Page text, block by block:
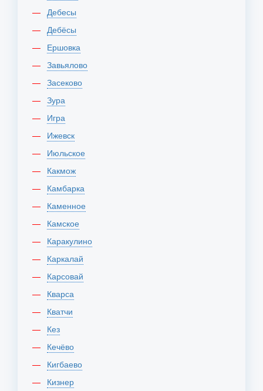
Дебесы
Дебёсы
Ершовка
Завьялово
Засеково
Зура
Игра
Ижевск
Июльское
Какмож
Камбарка
Каменное
Камское
Каракулино
Каркалай
Карсовай
Кварса
Кватчи
Кез
Кечёво
Кигбаево
Кизнер